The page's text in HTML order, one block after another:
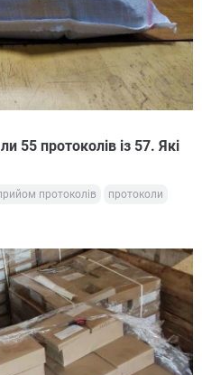
55 протоколів із 57. Які
протоколів
протоколи